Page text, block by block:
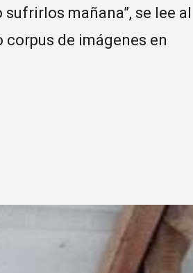
mañana”, se lee al
de imágenes en